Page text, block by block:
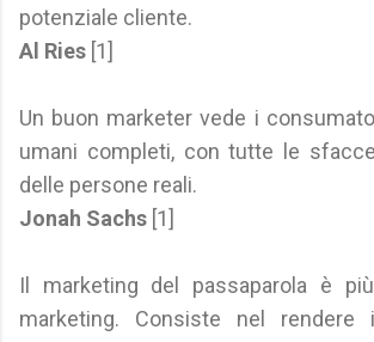
potenziale cliente.
Al Ries [1]
Un buon marketer vede i
umani completi, con tutte le
delle persone reali.
Jonah Sachs [1]
Il marketing del passaparola è
marketing. Consiste nel rendere